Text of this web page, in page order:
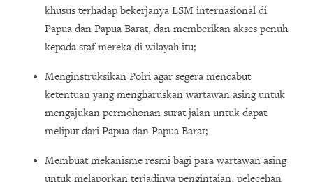
khusus terhadap bekerjanya LSM internasional di
Papua dan Papua Barat, dan memberikan akses penuh
kepada staf mereka di wilayah itu;
Menginstruksikan Polri agar segera mencabut
ketentuan yang mengharuskan wartawan asing untuk
mengajukan permohonan surat jalan untuk dapat
meliput dari Papua dan Papua Barat;
Membuat mekanisme resmi bagi para wartawan asing
untuk melaporkan terjadinya pengintaian, pelecehan